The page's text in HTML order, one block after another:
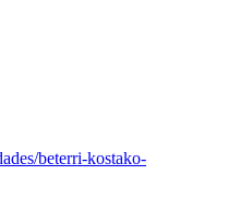
beterri-kostako-